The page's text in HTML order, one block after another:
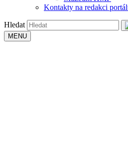
Kontakty na redakci
Hledat
MENU